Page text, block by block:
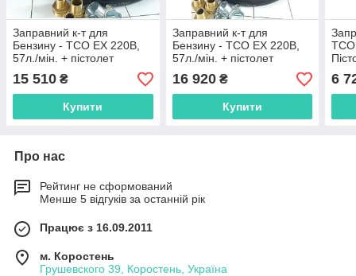
Заправний к-т для
Бензину - ТСО ЕХ 220В,
57л./мін. + пістолет
роздатковий механічний
15 510 ₴
Купити
Заправний к-т для
Бензину - ТСО ЕХ 220В,
57л./мін. + пістолет
роздатковий А-80 (ZVA)
автоматичний з відсічкою
16 920₴
Купити
ТСО
6
Про нас
Рейтинг не сформований
Менше 5 відгуків за останній рік
Працює з 16.09.2011
м. Коростень
Грушевского 39, Коростень, Україна